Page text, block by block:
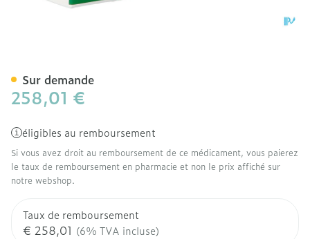
258,01 €
éligibles au remboursement
Si vous avez droit au remboursement de ce médicament, vous paierez
le taux de remboursement en pharmacie et non le prix affiché sur
notre webshop.
Taux de remboursement
€ 258,01 (6% TVA incluse)
Sur demande